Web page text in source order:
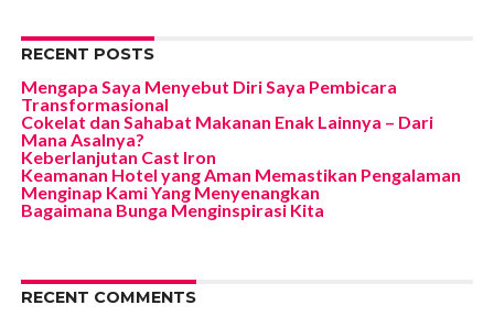
RECENT POSTS
Mengapa Saya Menyebut Diri Saya Pembicara
Transformasional
Cokelat dan Sahabat Makanan Enak Lainnya – Dari
Mana Asalnya?
Keberlanjutan Cast Iron
Keamanan Hotel yang Aman Memastikan Pengalaman
Menginap Kami Yang Menyenangkan
Bagaimana Bunga Menginspirasi Kita
RECENT COMMENTS